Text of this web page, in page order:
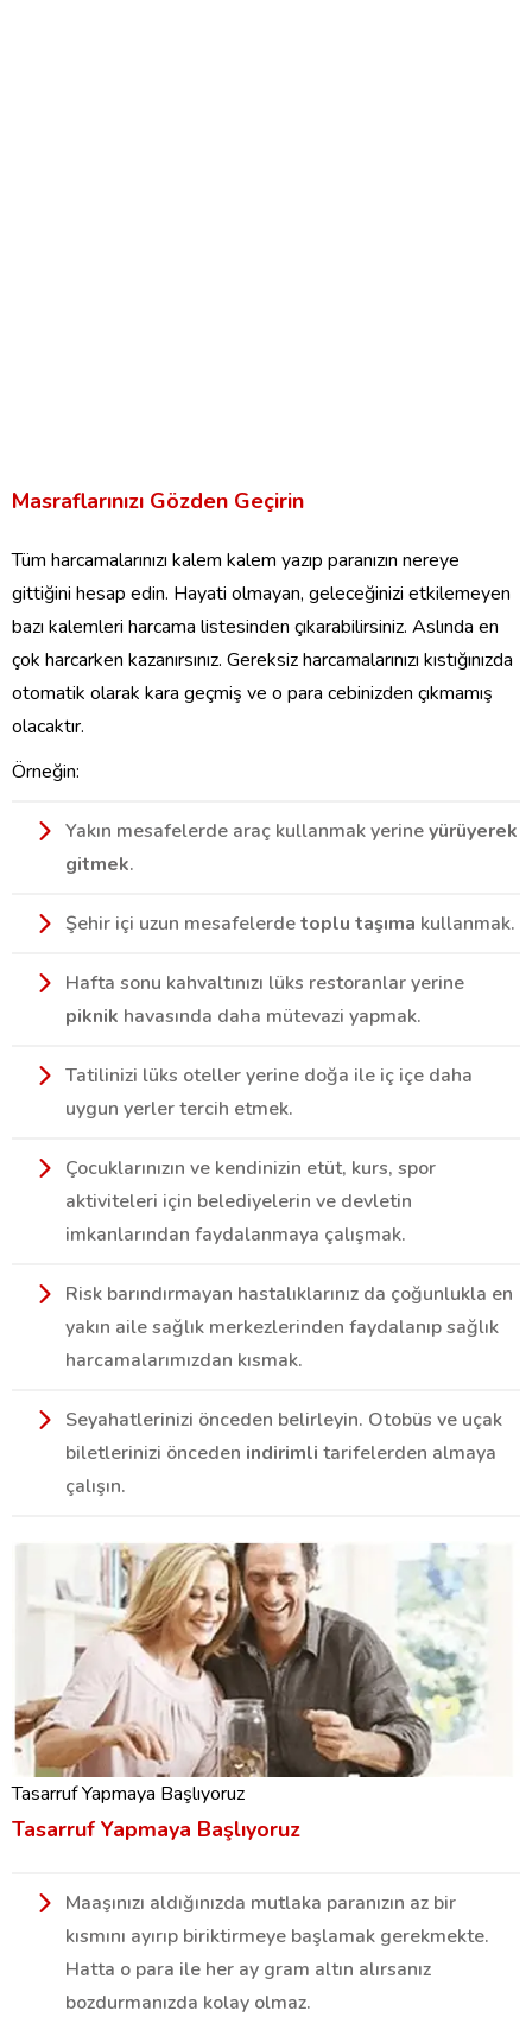
Masraflarınızı Gözden Geçirin
Tüm harcamalarınızı kalem kalem yazıp paranızın nereye
gittiğini hesap edin. Hayati olmayan, geleceğinizi etkilemeyen
bazı kalemleri harcama listesinden çıkarabilirsiniz. Aslında en
çok harcarken kazanırsınız. Gereksiz harcamalarınızı kıstığınızda
otomatik olarak kara geçmiş ve o para cebinizden çıkmamış
olacaktır.
Örneğin:
Yakın mesafelerde araç kullanmak yerineyürüyerek
gitmek.
Şehir içi uzun mesafelerdetoplu taşıma kullanmak.
Hafta sonu kahvaltınızı lüks restoranlar yerine
piknik havasında daha mütevazi yapmak.
Tatilinizi lüks oteller yerine doğa ile iç içe daha
uygun yerler tercih etmek.
Çocuklarınızın ve kendinizin etüt, kurs, spor
aktiviteleri için belediyelerin ve devletin
imkanlarından faydalanmaya çalışmak.
Risk barındırmayan hastalıklarınız da çoğunlukla en
yakın aile sağlık merkezlerinden faydalanıp sağlık
harcamalarımızdan kısmak.
Seyahatlerinizi önceden belirleyin. Otobüs ve uçak
biletlerinizi önceden indirimli tarifelerden almaya
çalışın.
Tasarruf Yapmaya Başlıyoruz
Tasarruf Yapmaya Başlıyoruz
Maaşınızı aldığınızda mutlaka paranızın az bir
kısmını ayırıp biriktirmeye başlamak gerekmekte.
Hatta o para ile her ay gram altın alırsanız
bozdurmanızda kolay olmaz.